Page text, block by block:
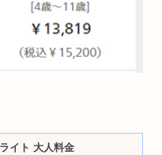
イト 大人料金